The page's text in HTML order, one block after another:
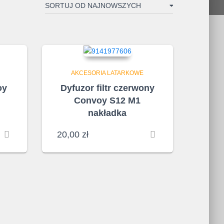
AKCESORIA LATARKOWE
Dyfuzor filtr czerwony
Convoy S12 M1
nakładka
20,00 zł